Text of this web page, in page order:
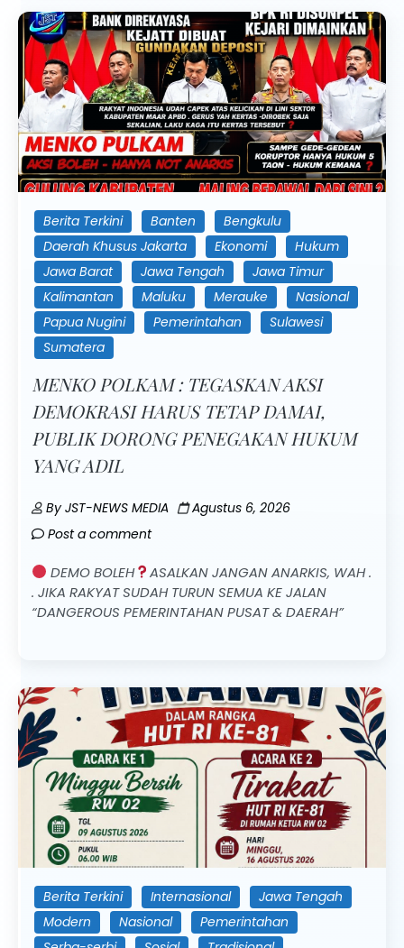
Berita Terkini Banten
Bengkulu
Daerah Khusus Jakarta
Ekonomi
Hukum
Jawa Barat
Jawa Tengah
Jawa Timur
Kalimantan
Maluku Merauke
Nasional
Papua Nugini
Pemerintahan
Sulawesi
Sumatera
MENKO POLKAM : TEGASKAN AKSI
DEMOKRASI HARUS TETAP DAMAI,
PUBLIK DORONG PENEGAKAN HUKUM
YANG ADIL
ByJST-NEWS MEDIA
Agustus 6, 2026
Post a comment
DEMO BOLEH
ASALKAN JANGAN ANARKIS, WAH .
. JIKA RAKYAT SUDAH TURUN SEMUA KE JALAN
“DANGEROUS PEMERINTAHAN PUSAT & DAERAH”
Berita Terkini Internasional
Jawa Tengah
Modern
Nasional
Pemerintahan